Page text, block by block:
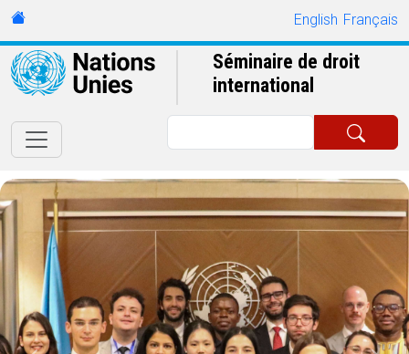
Skip to main content
URL English Français
Séminaire de droit
international